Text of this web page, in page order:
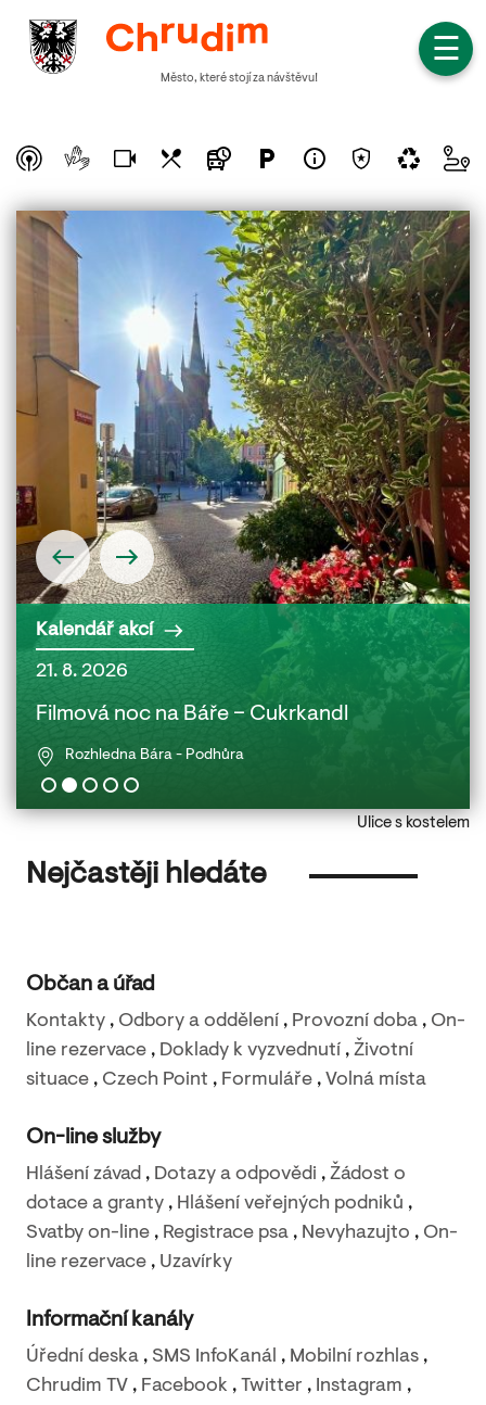
☰
Město, které stojí za návštěvu!
Kalendář akcí
21. 8. 2026
Filmová noc na Báře – Cukrkandl
Rozhledna Bára - Podhůra
22.
Ulice s kostelem
Nejčastěji hledáte
Občan a úřad
Kontakty , Odbory a oddělení , Provozní doba , On-
line rezervace , Doklady k vyzvednutí , Životní
situace , Czech Point , Formuláře , Volná místa
On-line služby
Hlášení závad , Dotazy a odpovědi , Žádost o
dotace a granty , Hlášení veřejných podniků ,
Svatby on-line , Registrace psa , Nevyhazujto , On-
line rezervace , Uzavírky
Informační kanály
Úřední deska , SMS InfoKanál , Mobilní rozhlas ,
Chrudim TV , Facebook , Twitter , Instagram ,